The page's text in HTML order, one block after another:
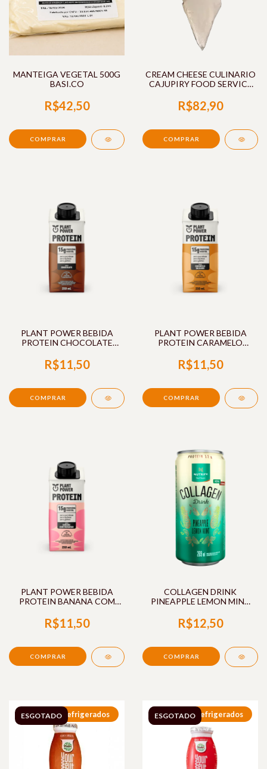
MANTEIGA VEGETAL 500G
BASI.CO
R$42,50
CREAM CHEESE CULINARIO
CAJUPIRY FOOD SERVICE
R$82,90
PLANT POWER BEBIDA
PROTEIN CHOCOLATE
CASTANHA
R$11,50
PLANT POWER BEBIDA
PROTEIN CARAMELO
CASTANHA
R$11,50
PLANT POWER BEBIDA
PROTEIN BANANA COM
DA CASTANHA
R$11,50
COLLAGEN DRINK
PINEAPPLE LEMON MINT
R$12,50
Refrigerados
ESGOTADO Refrigerados
ESGOTADO